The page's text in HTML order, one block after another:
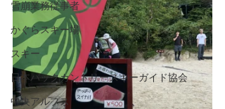
雪崩業務従事者
かぐらスキー場
スキー
日本バックカントリースキーガイド協会
中央アルプス